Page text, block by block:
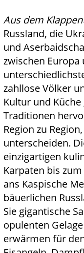
Aus dem
Russland, die
und
zwischen Europa
zahllose Völker
Kultur und
Traditionen
Region zu
unterscheiden.
einzigartigen
Karpaten bis
ans Kaspische
bäuerlichen
Sie gigantische
opulenten
erwärmen für